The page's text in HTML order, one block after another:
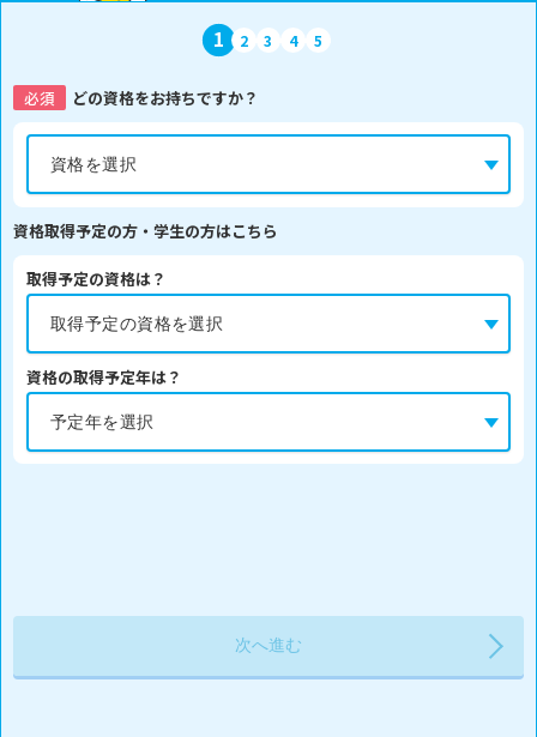
1 2 3 4 5
必須 どの資格をお持ちですか？
資格取得予定の方・学生の方はこちら
取得予定の資格は？
資格の取得予定年は？